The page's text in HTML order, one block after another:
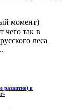
момент)
чего так в
леса
развитие) в